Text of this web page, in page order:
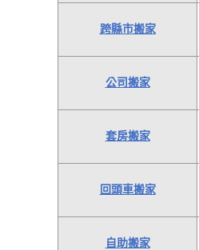
跨縣市搬家
公司搬家
套房搬家
回頭車搬家
自助搬家